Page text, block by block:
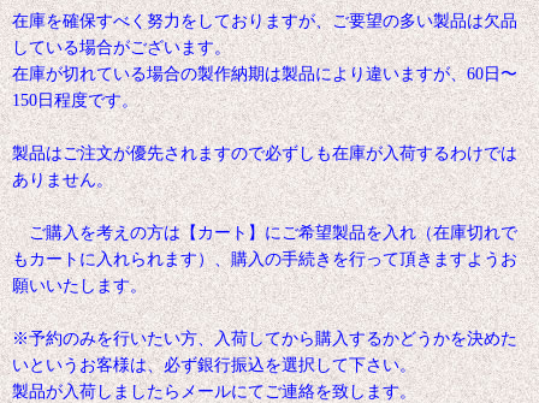
在庫を確保すべく努力をしておりますが、ご要望の多い製品は欠品
している場合がございます。
在庫が切れている場合の製作納期は製品により違いますが、60日〜
150日程度です。
製品はご注文が優先されますので必ずしも在庫が入荷するわけでは
ありません。
ご購入を考えの方は【カート】にご希望製品を入れ（在庫切れで
もカートに入れられます）、購入の手続きを行って頂きますようお
願いいたします。
※予約のみを行いたい方、入荷してから購入するかどうかを決めた
いというお客様は、必ず銀行振込を選択して下さい。
製品が入荷しましたらメールにてご連絡を致します。